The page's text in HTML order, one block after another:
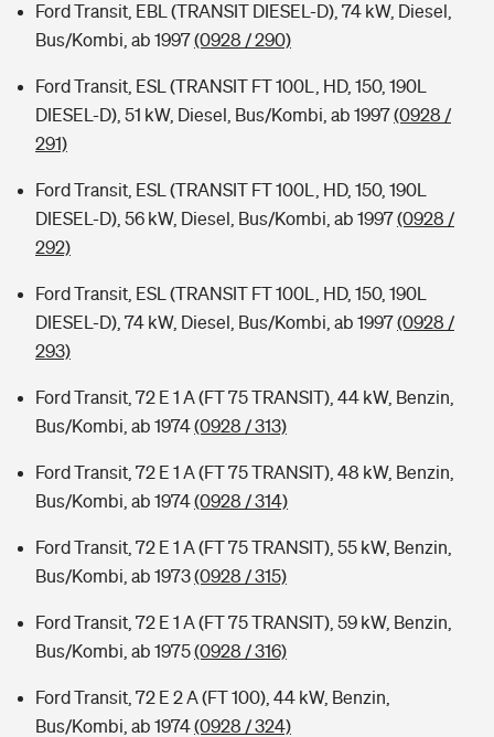
Typklassen: So ist Ihr Auto eingestuft
Sie haben Fragen?
Ford Transit, EBL (TRANSIT DIESEL-D), 74 kW, Diesel,
Bus/Kombi, ab 1997(0928 / 290)
Ford Transit, ESL (TRANSIT FT 100L, HD, 150, 190L
DIESEL-D), 51 kW, Diesel, Bus/Kombi, ab 1997(0928 /
291)
Ford Transit, ESL (TRANSIT FT 100L, HD, 150, 190L
DIESEL-D), 56 kW, Diesel, Bus/Kombi, ab 1997(0928 /
292)
Ford Transit, ESL (TRANSIT FT 100L, HD, 150, 190L
DIESEL-D), 74 kW, Diesel, Bus/Kombi, ab 1997(0928 /
293)
Ford Transit, 72 E 1 A (FT 75 TRANSIT), 44 kW, Benzin,
Bus/Kombi, ab 1974(0928 / 313)
Ford Transit, 72 E 1 A (FT 75 TRANSIT), 48 kW, Benzin,
Bus/Kombi, ab 1974(0928 / 314)
Ford Transit, 72 E 1 A (FT 75 TRANSIT), 55 kW, Benzin,
Bus/Kombi, ab 1973(0928 / 315)
Ford Transit, 72 E 1 A (FT 75 TRANSIT), 59 kW, Benzin,
Bus/Kombi, ab 1975(0928 / 316)
Ford Transit, 72 E 2 A (FT 100), 44 kW, Benzin,
Bus/Kombi, ab 1974(0928 / 324)